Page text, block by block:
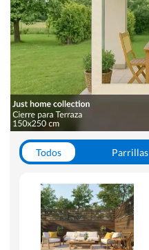
Todos Parrillas